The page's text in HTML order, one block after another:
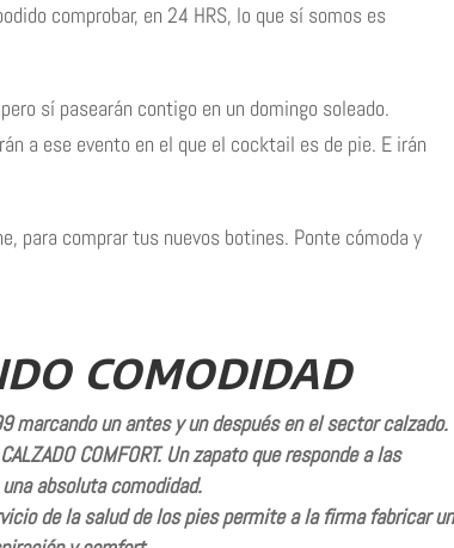
comprobar, en 24 HRS, lo que sí somos es
sí pasearán contigo en un domingo soleado.
a ese evento en el que el cocktail es de pie. E irán
para comprar tus nuevos botines. Ponte cómoda y
COMODIDAD
un antes y un después en el sector calzado.
COMFORT. Un zapato que responde a las
absoluta comodidad.
de la salud de los pies permite a la firma fabricar un